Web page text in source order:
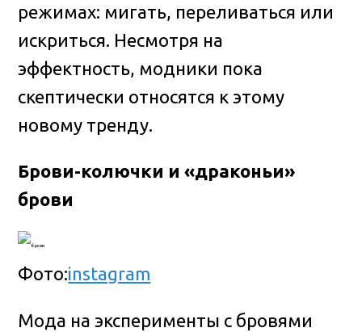
режимах: мигать, переливаться или
искриться. Несмотря на
эффектность, модники пока
скептически относятся к этому
новому тренду.
Брови-колючки и «драконьи»
брови
Фото:instagram
Мода на эксперименты с бровями